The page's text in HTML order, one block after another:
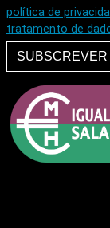
política de
tratamento de
SUBSCREVER